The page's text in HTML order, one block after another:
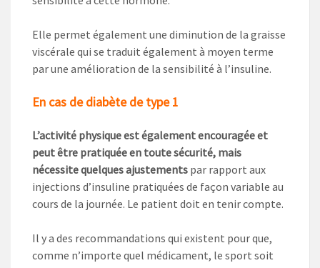
Elle permet également une diminution de la graisse
viscérale qui se traduit également à moyen terme
par une amélioration de la sensibilité à l’insuline.
En cas de diabète de type 1
L’activité physique est également encouragée et
peut être pratiquée en toute sécurité, mais
nécessite quelques ajustements par rapport aux
injections d’insuline pratiquées de façon variable au
cours de la journée. Le patient doit en tenir compte.
Il y a des recommandations qui existent pour que,
comme n’importe quel médicament, le sport soit